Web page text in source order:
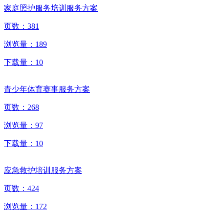
家庭照护服务培训服务方案
页数： 381
浏览量： 189
下载量： 10
青少年体育赛事服务方案
页数： 268
浏览量： 97
下载量： 10
应急救护培训服务方案
页数： 424
浏览量： 172